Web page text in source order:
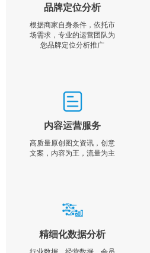
品牌定位分析
根据商家自身条件，依托市
场需求，专业的运营团队为
您品牌定位分析推广
内容运营服务
高质量原创图文资讯，创意
文案，内容为王，流量为主
精细化数据分析